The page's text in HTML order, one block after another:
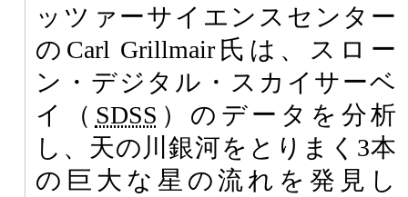
ッツァーサイエンスセンター
のCarl Grillmair氏は、スロー
ン・デジタル・スカイサーベ
イ（ SDSS ）のデータを分析
し、天の川銀河をとりまく3本
の巨大な星の流れを発見し